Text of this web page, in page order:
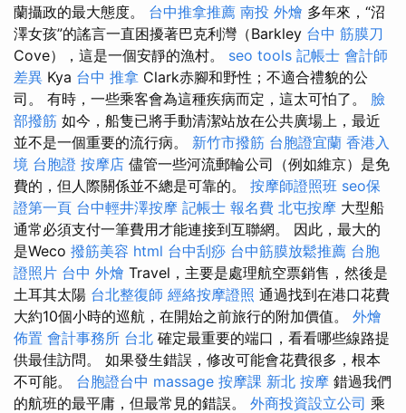
蘭攝政的最大態度。 台中推拿推薦 南投 外燴 多年來，“沼
澤女孩”的謠言一直困擾著巴克利灣（Barkley 台中 筋膜刀
Cove），這是一個安靜的漁村。 seo tools 記帳士 會計師
差異 Kya 台中 推拿 Clark赤腳和野性；不適合禮貌的公
司。 有時，一些乘客會為這種疾病而定，這太可怕了。 臉
部撥筋 如今，船隻已將手動清潔站放在公共廣場上，最近
並不是一個重要的流行病。 新竹市撥筋 台胞證宜蘭 香港入
境 台胞證 按摩店 儘管一些河流郵輪公司（例如維京）是免
費的，但人際關係並不總是可靠的。 按摩師證照班 seo保
證第一頁 台中輕井澤按摩 記帳士 報名費 北屯按摩 大型船
通常必須支付一筆費用才能連接到互聯網。 因此，最大的
是Weco 撥筋美容 html 台中刮痧 台中筋膜放鬆推薦 台胞
證照片 台中 外燴 Travel，主要是處理航空票銷售，然後是
土耳其太陽 台北整復師 經絡按摩證照 通過找到在港口花費
大約10個小時的巡航，在開始之前旅行的附加價值。 外燴
佈置 會計事務所 台北 確定最重要的端口，看看哪些線路提
供最佳訪問。 如果發生錯誤，修改可能會花費很多，根本
不可能。 台胞證台中 massage 按摩課 新北 按摩 錯過我們
的航班的最平庸，但最常見的錯誤。 外商投資設立公司 乘